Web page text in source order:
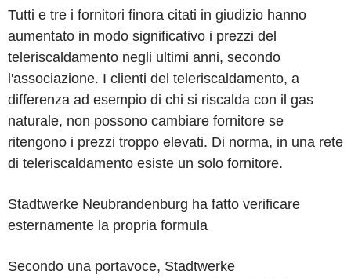
Tutti e tre i fornitori finora citati in giudizio hanno
aumentato in modo significativo i prezzi del
teleriscaldamento negli ultimi anni, secondo
l'associazione. I clienti del teleriscaldamento, a
differenza ad esempio di chi si riscalda con il gas
naturale, non possono cambiare fornitore se
ritengono i prezzi troppo elevati. Di norma, in una rete
di teleriscaldamento esiste un solo fornitore.
Stadtwerke Neubrandenburg ha fatto verificare
esternamente la propria formula
Secondo una portavoce, Stadtwerke